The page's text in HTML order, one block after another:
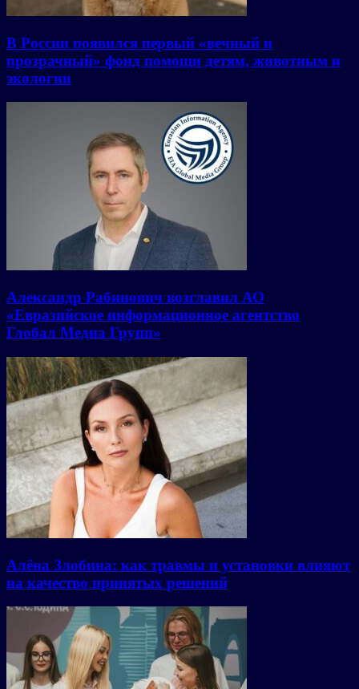
В России появился первый «вечный и
прозрачный» фонд помощи детям, животным и
экологии
Александр Рабинович возглавил АО
«Евразийское информационное агентство
Глобал Медиа Групп»
Алёна Злобина: как травмы и установки влияют
на качество принятых решений